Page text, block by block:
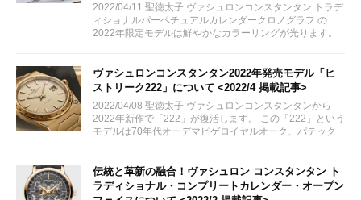
2022/04/11 聖徳太子 ヴァシュロンコンスタンタン トラデ
ィショナルパーペチュアルカレンダークロノグラフ の
2022年限定モデルは鮮やかなカラーリングが光ります。
ヴァシュロンコンスタンタン2022年発売モデル「ヒ
ストリーク222」について <2022/4 掲載記事>
2022/04/08 聖徳太子 ヴァシュロンコンスタンタンから
2022年新作で「222」が復活します。 この「222」という
モデルは70年代オーデマピゲロイヤルオーク、パテック
す。...
伝統と革新の融合！ヴァシュロン コンスタンタン ト
ラディショナル・コンプリートカレンダー・オープン